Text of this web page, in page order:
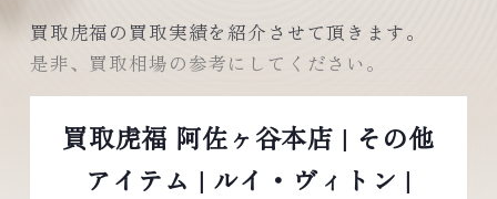
買取虎福の買取実績を紹介させて頂きます。
是非、買取相場の参考にしてください。
買取虎福 阿佐ヶ谷本店 | その他
アイテム | ルイ・ヴィトン |